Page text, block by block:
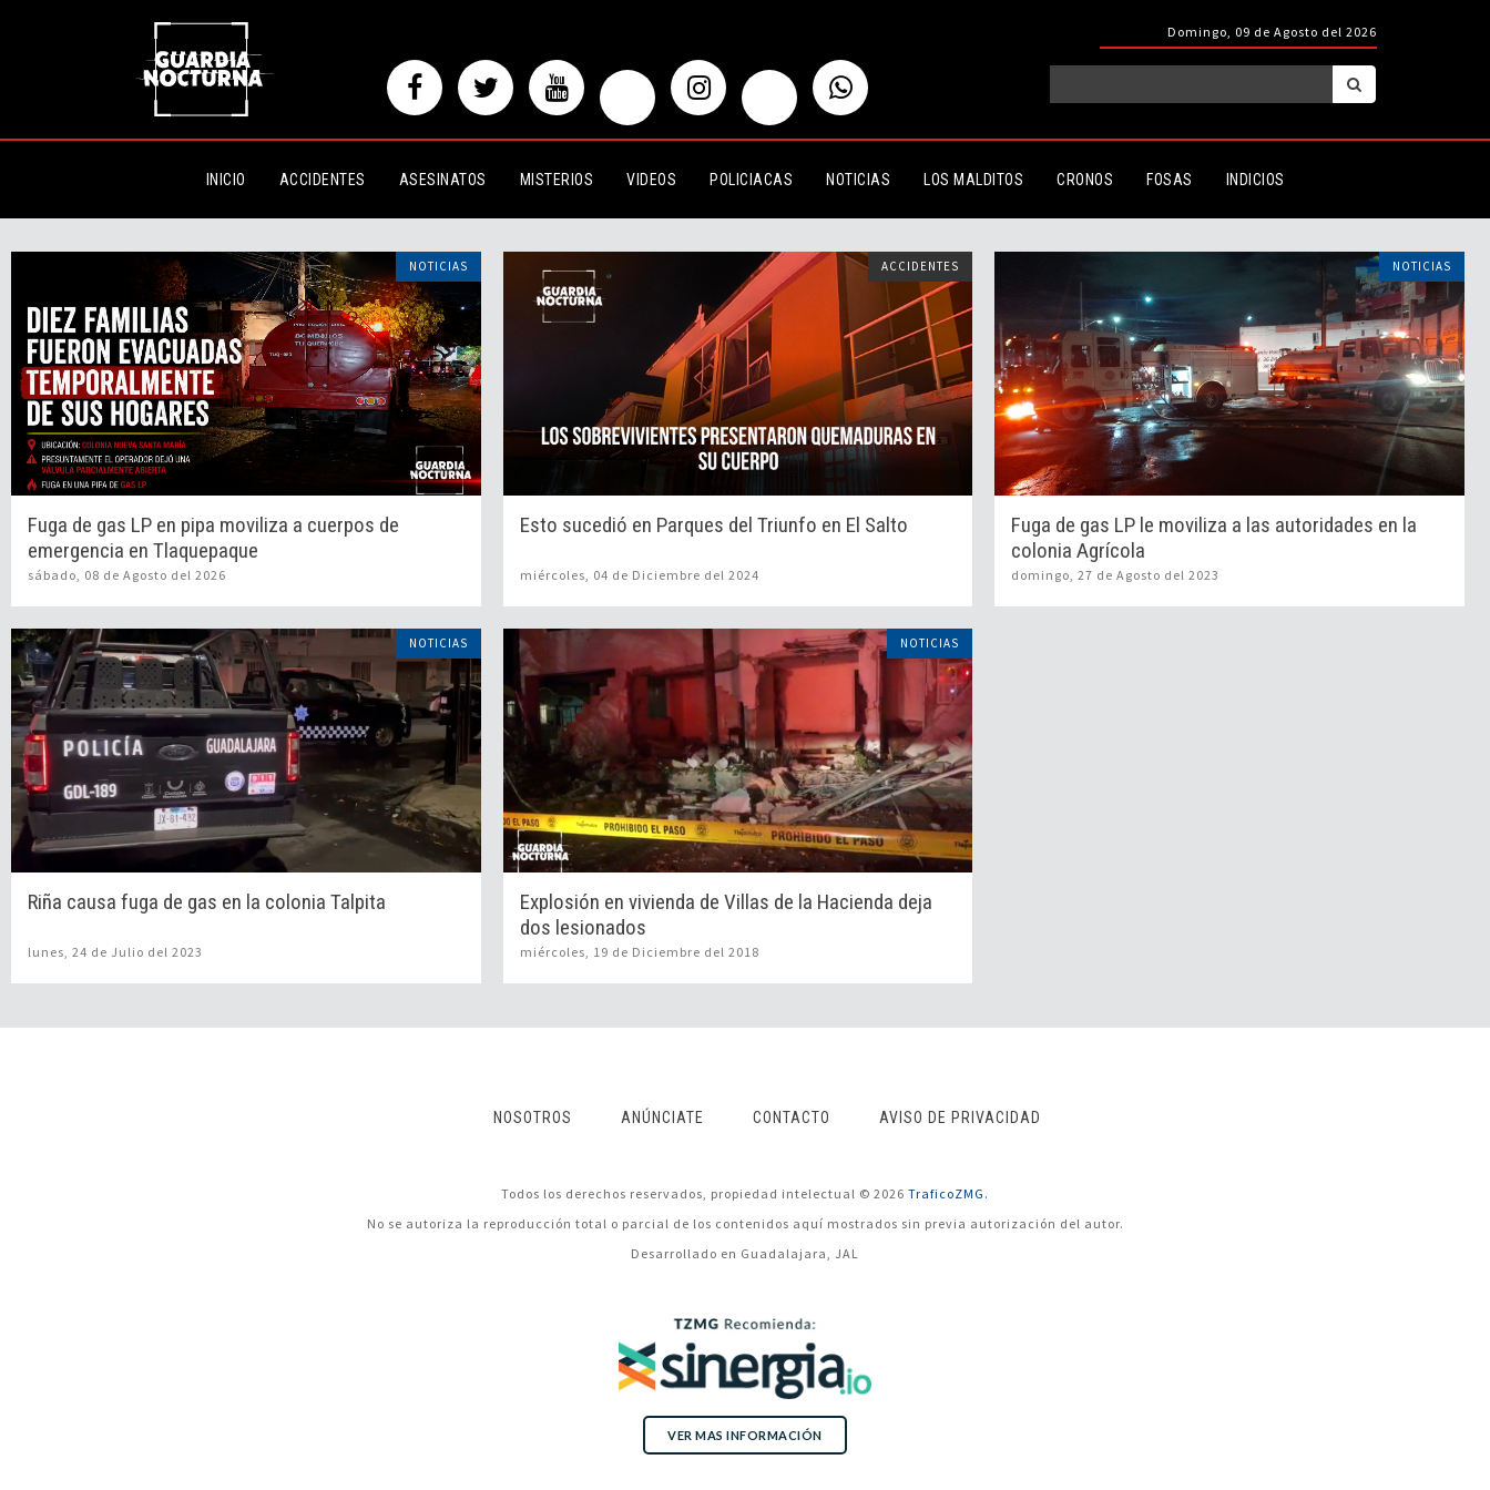
Domingo, 09 de Agosto del 2026
INICIO ACCIDENTES ASESINATOS MISTERIOS VIDEOS POLICIACAS NOTICIAS LOS MALDITOS CRONOS FOSAS INDICIOS
NOTICIAS
Fuga de gas LP en pipa moviliza a cuerpos de
emergencia en Tlaquepaque
sábado, 08 de Agosto del 2026
ACCIDENTES
Esto sucedió en Parques del Triunfo en El Salto
miércoles, 04 de Diciembre del 2024
NOTICIAS
Fuga de gas LP le moviliza a las autoridades en la
colonia Agrícola
domingo, 27 de Agosto del 2023
NOTICIAS
Riña causa fuga de gas en la colonia Talpita
lunes, 24 de Julio del 2023
NOTICIAS
Explosión en vivienda de Villas de la Hacienda deja
dos lesionados
miércoles, 19 de Diciembre del 2018
NOSOTROS ANÚNCIATE CONTACTO AVISO DE PRIVACIDAD
Todos los derechos reservados, propiedad intelectual © 2026 TraficoZMG.
No se autoriza la reproducción total o parcial de los contenidos aquí mostrados sin previa autorización del autor.
Desarrollado en Guadalajara, JAL
VER MAS INFORMACIÓN